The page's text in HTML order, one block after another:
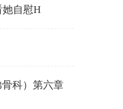
她自慰H
骨科）第六章